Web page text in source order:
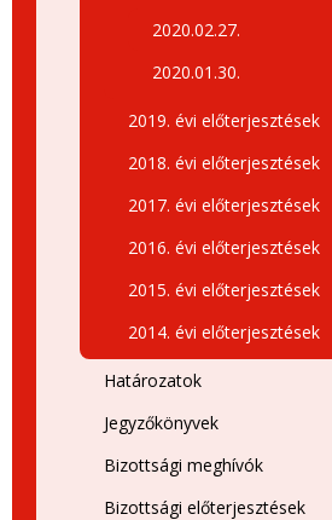
2020.02.27.
2020.01.30.
2019. évi előterjesztések
2018. évi előterjesztések
2017. évi előterjesztések
2016. évi előterjesztések
2015. évi előterjesztések
2014. évi előterjesztések
Határozatok
Jegyzőkönyvek
Bizottsági meghívók
Bizottsági előterjesztések